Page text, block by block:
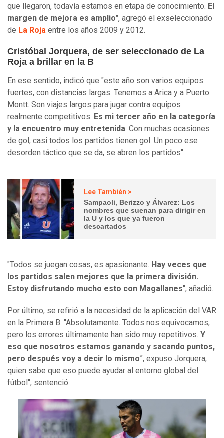
que llegaron, todavía estamos en etapa de conocimiento. El
margen de mejora es amplio", agregó el exseleccionado
de La Roja entre los años 2009 y 2012.
Cristóbal Jorquera, de ser seleccionado de La
Roja a brillar en la B
En ese sentido, indicó que "este año son varios equipos
fuertes, con distancias largas. Tenemos a Arica y a Puerto
Montt. Son viajes largos para jugar contra equipos
realmente competitivos. Es mi tercer año en la categoría
y la encuentro muy entretenida. Con muchas ocasiones
de gol, casi todos los partidos tienen gol. Un poco ese
desorden táctico que se da, se abren los partidos".
Lee También >
Sampaoli, Berizzo y Álvarez: Los
nombres que suenan para dirigir en
la U y los que ya fueron
descartados
"Todos se juegan cosas, es apasionante. Hay veces que
los partidos salen mejores que la primera división.
Estoy disfrutando mucho esto con Magallanes", añadió.
Por último, se refirió a la necesidad de la aplicación del VAR
en la Primera B. "Absolutamente. Todos nos equivocamos,
pero los errores últimamente han sido muy repetitivos. Y
eso que nosotros estamos ganando y sacando puntos,
pero después voy a decir lo mismo”, expuso Jorquera,
quien sabe que eso puede ayudar al entorno global del
fútbol", sentenció.